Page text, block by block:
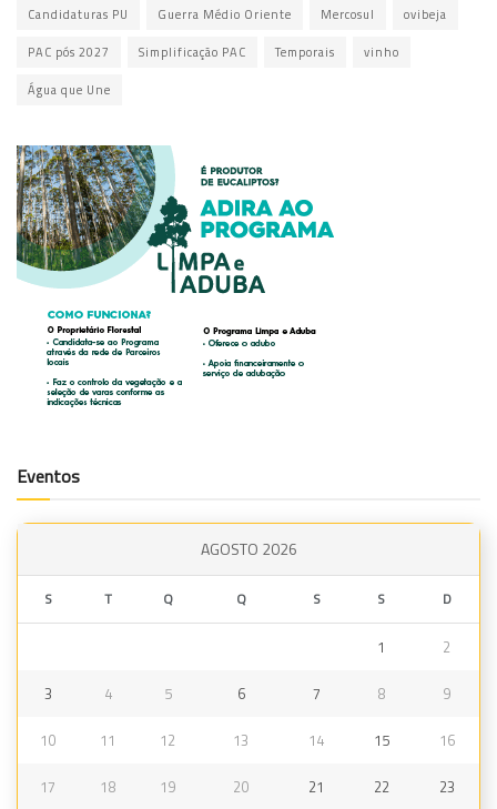
Candidaturas PU Guerra Médio Oriente Mercosul ovibeja
PAC pós 2027 Simplificação PAC Temporais vinho
Água que Une
Eventos
AGOSTO 2026
S T Q Q S S D
1 2
3 4 5 6 7 8 9
10 11 12 13 14 15 16
17 18 19 20 21 22 23